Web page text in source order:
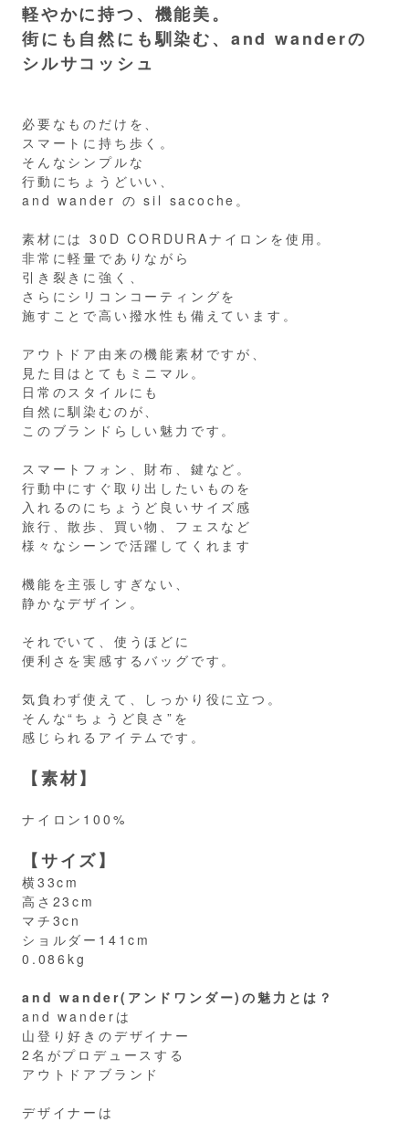
軽やかに持つ、機能美。
街にも自然にも馴染む、and wanderの
シルサコッシュ
必要なものだけを、
スマートに持ち歩く。
そんなシンプルな
行動にちょうどいい、
and wander の sil sacoche。
素材には 30D CORDURAナイロンを使用。
非常に軽量でありながら
引き裂きに強く、
さらにシリコンコーティングを
施すことで高い撥水性も備えています。
アウトドア由来の機能素材ですが、
見た目はとてもミニマル。
日常のスタイルにも
自然に馴染むのが、
このブランドらしい魅力です。
スマートフォン、財布、鍵など。
行動中にすぐ取り出したいものを
入れるのにちょうど良いサイズ感
旅行、散歩、買い物、フェスなど
様々なシーンで活躍してくれます
機能を主張しすぎない、
静かなデザイン。
それでいて、使うほどに
便利さを実感するバッグです。
気負わず使えて、しっかり役に立つ。
そんな“ちょうど良さ”を
感じられるアイテムです。
【素材】
ナイロン100%
【サイズ】
横33cm
高さ23cm
マチ3cn
ショルダー141cm
0.086kg
and wander(アンドワンダー)の魅力とは？
and wanderは
山登り好きのデザイナー
2名がプロデュースする
アウトドアブランド
デザイナーは